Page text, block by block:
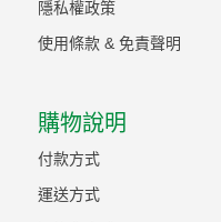
隱私權政策
使用條款 & 免責聲明
購物說明
付款方式
運送方式